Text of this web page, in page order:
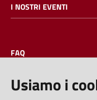
I NOSTRI EVENTI
FAQ
Usiamo i